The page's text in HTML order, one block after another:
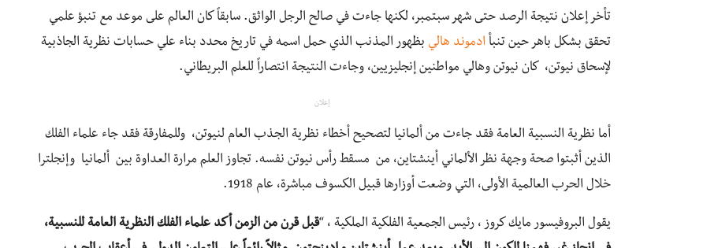
تأخر إعلان نتيجة الرصد حتى شهر سبتمبر، لكنها جاءت في صالح الرجل الواثق. سابقاً كان العالم على موعد مع تنبؤ علمي
تحقق بشكل باهر حين تنبأ ادموند هالي بظهور المذنب الذي حمل اسمه في تاريخ محدد بناء علي حسابات نظرية الجاذبية
لإسحاق نيوتن، كان نيوتن وهالي مواطنين إنجليزيين، وجاءت النتيجة انتصاراً للعلم البريطاني.
إعلان
أما نظرية النسبية العامة فقد جاءت من ألمانيا لتصحيح أخطاء نظرية الجذب العام لنيوتن، وللمفارقة فقد جاء علماء الفلك
الذين أثبتوا صحة وجهة نظر الألماني أينشتاين، من مسقط رأس نيوتن نفسه. تجاوز العلم مرارة العداوة بين ألمانيا وإنجلترا
خلال الحرب العالمية الأولى، التي وضعت أوزارها قبيل الكسوف مباشرة، عام 1918.
يقول البروفيسور مايك كروز ، رئيس الجمعية الفلكية الملكية ، “قبل قرن من الزمن أكد علماء الفلك النظرية العامة للنسبية،